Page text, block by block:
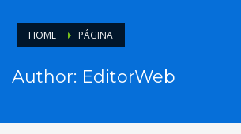
HOME PÁGINA
Author: EditorWeb